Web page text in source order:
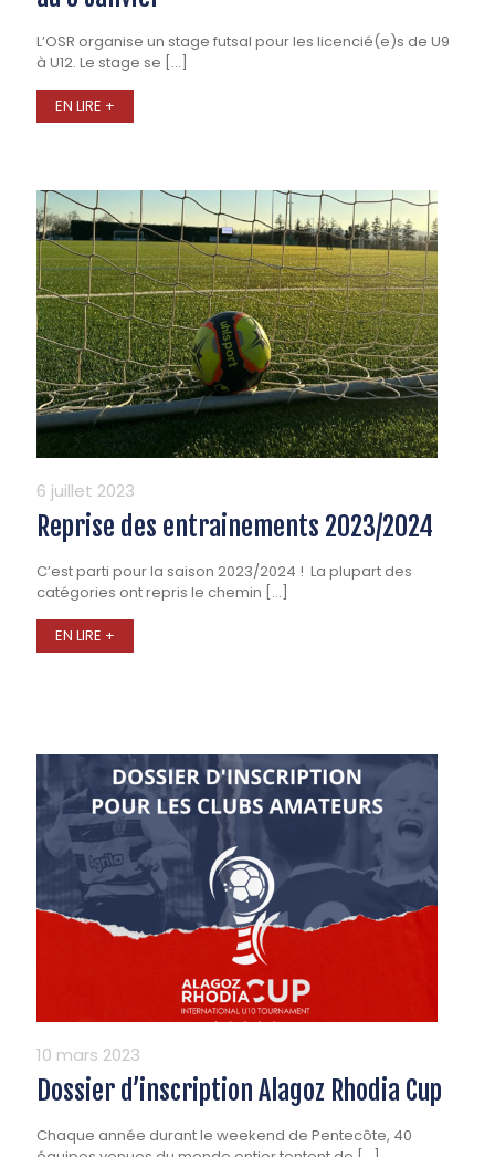
L’OSR organise un stage futsal pour les licencié(e)s de U9
à U12. Le stage se […]
EN LIRE +
6 juillet 2023
Reprise des entrainements 2023/2024
C’est parti pour la saison 2023/2024 ! La plupart des
catégories ont repris le chemin […]
EN LIRE +
10 mars 2023
Dossier d’inscription Alagoz Rhodia Cup
Chaque année durant le weekend de Pentecôte, 40